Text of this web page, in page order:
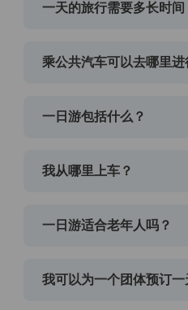
一天的旅行需要多长时间
乘公共汽车可以去哪里进
一日游包括什么？
我从哪里上车？
一日游适合老年人吗？
我可以为一个团体预订一